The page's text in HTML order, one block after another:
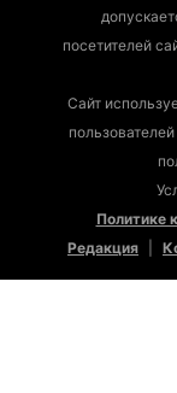
посетителей
Сайт
Политике
Редакция